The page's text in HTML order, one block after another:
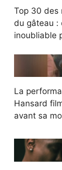
Top 30 des
du gâteau :
inoubliable
La
Hansard
avant sa